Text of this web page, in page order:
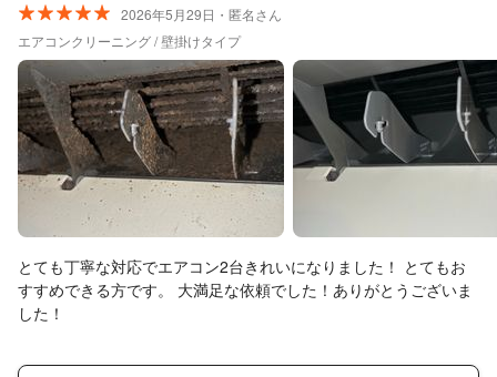
2026年5月29日・匿名さん
エアコンクリーニング / 壁掛けタイプ
とても丁寧な対応でエアコン2台きれいになりました！ とてもお
すすめできる方です。 大満足な依頼でした！ありがとうございま
した！